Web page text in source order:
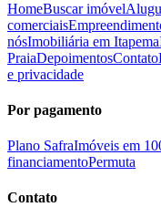
HomeBuscar imóvel
comerciais
nósImobiliária em Itapema
PraiaDepoimentosContato
e privacidade
Por pagamento
Plano SafraImóveis em
financiamentoPermuta
Contato